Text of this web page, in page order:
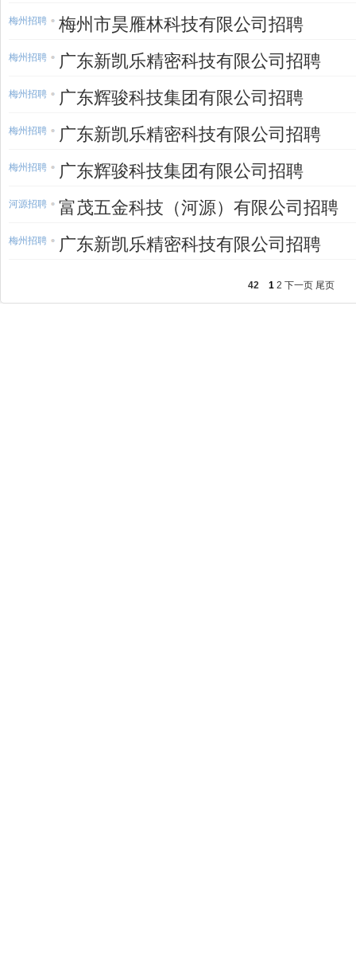
梅州招聘 梅州市昊雁林科技有限公司招聘
梅州招聘 广东新凯乐精密科技有限公司招聘
梅州招聘 广东辉骏科技集团有限公司招聘
梅州招聘 广东新凯乐精密科技有限公司招聘
梅州招聘 广东辉骏科技集团有限公司招聘
河源招聘 富茂五金科技（河源）有限公司招聘
梅州招聘 广东新凯乐精密科技有限公司招聘
42 1 2 下一页 尾页